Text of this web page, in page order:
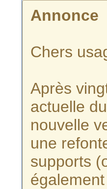
Annonce
Chers
Après
actuelle
nouvelle
une
supports